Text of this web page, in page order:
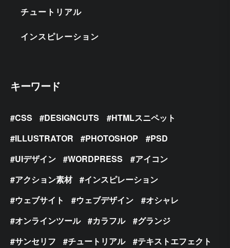
チュートリアル
インスピレーション
キーワード
CSS DESIGNCUTS
HTMLスニペット
ILLUSTRATOR
PHOTOSHOP
PSD
UIデザイン
WORDPRESS
アイコン
アクション素材
インスピレーション
ウェブサイト
ウェブデザイン
オシャレ
オンラインツール
カラフル
グランジ
サンセリフ
チュートリアル
テキストエフェクト